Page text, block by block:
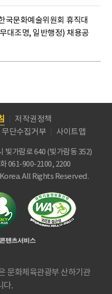
국문화예술위원회 휴직대
대조명, 일반행정) 채용공
저작권정책
단수집거부
사이트맵
빛가람로 640 (빛가람동 352)
061-900-2100, 2200
All Rights Reserved.
문화체육관광부 산하기관
다.